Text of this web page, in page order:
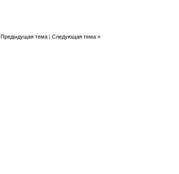
Предыдущая тема| Следующая тема »